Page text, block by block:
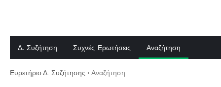
Δ. Συζήτηση Συχνές Ερωτήσεις Αναζήτηση
Ευρετήριο Δ. Συζήτησης ‹ Αναζήτηση